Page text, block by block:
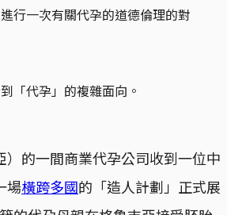
行一次有關代孕的道德倫理的對
「代孕」的複雜面向。
）的一間商業代孕公司收到一位中
場橫跨多國的「造人計劃」正式展